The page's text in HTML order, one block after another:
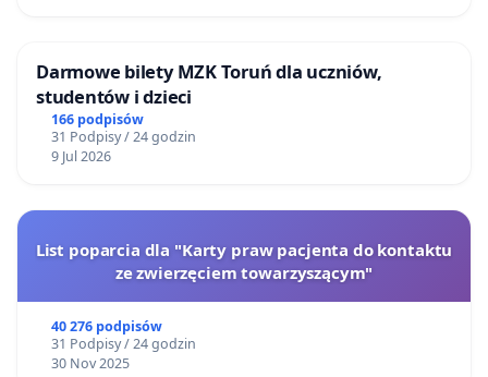
Darmowe bilety MZK Toruń dla uczniów,
studentów i dzieci
166 podpisów
31 Podpisy / 24 godzin
9 Jul 2026
List poparcia dla "Karty praw pacjenta do kontaktu
ze zwierzęciem towarzyszącym"
40 276 podpisów
31 Podpisy / 24 godzin
30 Nov 2025